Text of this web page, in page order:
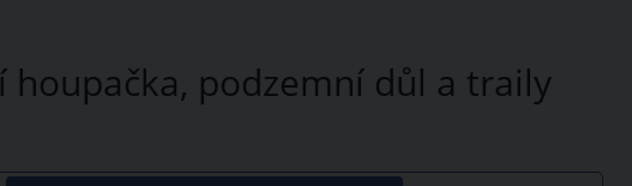
houpačka, podzemní důl a traily